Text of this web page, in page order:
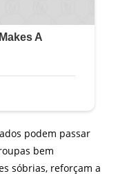
podem passar
bem
sóbrias, reforçam a